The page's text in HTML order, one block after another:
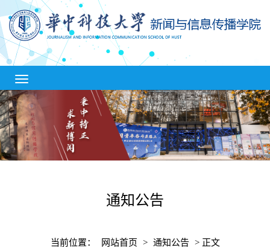
通知公告
当前位置： 网站首页 > 通知公告 > 正文